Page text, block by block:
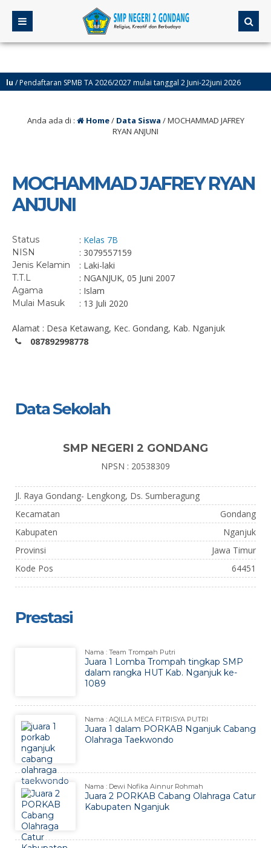
Pendaftaran SPMB TA 2026/2027 mulai tanggal 2 Juni-22juni 2026
Anda ada di : Home/ Data Siswa /MOCHAMMAD JAFREY
RYAN ANJUNI
MOCHAMMAD JAFREY RYAN
ANJUNI
Status : Kelas 7B
NISN : 3079557159
Jenis Kelamin : Laki-laki
T.T.L : NGANJUK, 05 Juni 2007
Agama : Islam
Mulai Masuk : 13 Juli 2020
Alamat : Desa Ketawang, Kec. Gondang, Kab. Nganjuk
087892998778
Data Sekolah
SMP NEGERI 2 GONDANG
NPSN : 20538309
Jl. Raya Gondang- Lengkong, Ds. Sumberagung
Kecamatan
Gondang
Kabupaten
Nganjuk
Provinsi
Jawa Timur
Kode Pos
64451
Prestasi
Nama : Team Trompah Putri
Juara 1 Lomba Trompah tingkap SMP
dalam rangka HUT Kab. Nganjuk ke-
1089
Nama : AQILLA MECA FITRISYA PUTRI
Juara 1 dalam PORKAB Nganjuk Cabang
Olahraga Taekwondo
Nama : Dewi Nofika Ainnur Rohmah
Juara 2 PORKAB Cabang Olahraga Catur
Kabupaten Nganjuk